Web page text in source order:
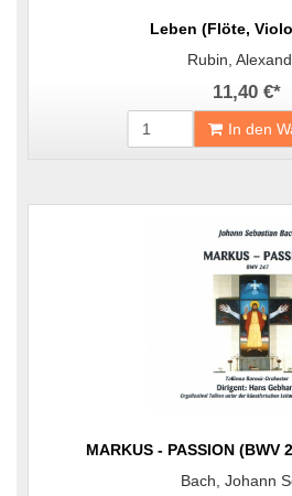
Leben (Flöte,
Rubin,
11,40 €*
In den
MARKUS - PASSION (BWV
Bach, Johann